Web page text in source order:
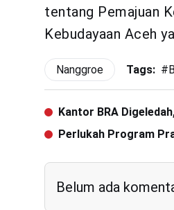
tentang Pemajuan
Kebudayaan Aceh
Nanggroe Tags: #
Kantor BRA
Perlukah Program
Belum ada